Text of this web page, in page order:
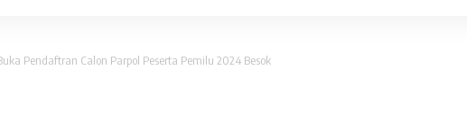
Pendaftran Calon Parpol Peserta Pemilu 2024 Besok